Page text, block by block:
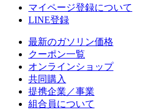
マイページ登録について
LINE登録
最新のガソリン価格
クーポン一覧
オンラインショップ
共同購入
提携企業／事業
組合員について